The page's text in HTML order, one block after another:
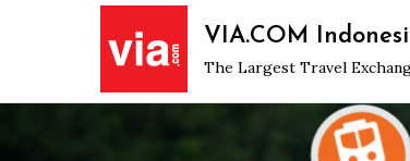
VIA.COM
The Largest Travel